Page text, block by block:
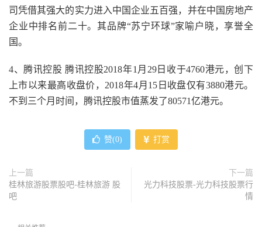
司凭借其强大的实力进入中国企业五百强，并在中国房地产
企业中排名前二十。其品牌“苏宁环球”家喻户晓，享誉全
国。
4、腾讯控股 腾讯控股2018年1月29日收于4760港元，创下
上市以来最高收盘价，2018年4月15日收盘仅有3880港元。
不到三个月时间，腾讯控股市值蒸发了80571亿港元。
赞(0) 打赏
上一篇
桂林旅游股票股吧-桂林旅游 股
吧
下一篇
光力科技股票-光力科技股票行
情